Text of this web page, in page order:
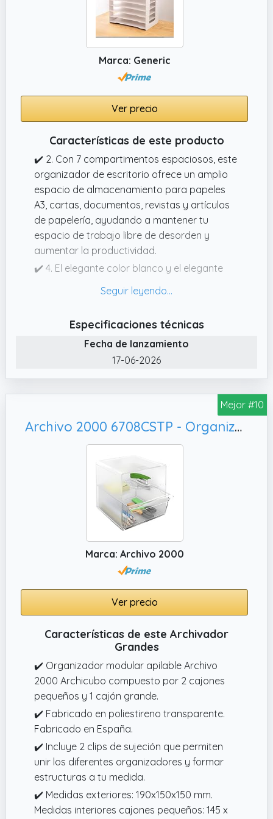
Marca: Generic
Ver precio
Características de este producto
✔️ 2. Con 7 compartimentos espaciosos, este
organizador de escritorio ofrece un amplio
espacio de almacenamiento para papeles
A3, cartas, documentos, revistas y artículos
de papelería, ayudando a mantener tu
espacio de trabajo libre de desorden y
aumentar la productividad.
✔️ 4. El elegante color blanco y el elegante
visual de tu espacio de trabajo, sino que
asegurando estilo y durabilidad.
✔️ 5. Con fácil montaje e instrucciones claras
incluidas, la configuración de este estante de
escritorio es rápida y sin esfuerzo, lo que te
✔️ 3. Diseñado con un diseño de gran tamaño
papeles de tamaño A3 y documentos más
grandes de manera eficiente en un lugar
✔️ 1. Hecho de PVC de alta calidad, este
estante de escritorio es duradero y seguro
para un uso a largo plazo en oficinas y
Especificaciones técnicas
Fecha de lanzamiento
17-06-2026
Mejor #10
Archivo 2000 6708CSTP - Organizador modular apilable - Archicubo con 2 cajones pequeños y 1 cajón grande
Marca: Archivo 2000
Ver precio
Características de este Archivador
Grandes
✔️ Organizador modular apilable Archivo
2000 Archicubo compuesto por 2 cajones
pequeños y 1 cajón grande.
✔️ Fabricado en poliestireno transparente.
Fabricado en España.
✔️ Incluye 2 clips de sujeción que permiten
unir los diferentes organizadores y formar
estructuras a tu medida.
✔️ Medidas exteriores: 190x150x150 mm.
Medidas interiores cajones pequeños: 145 x